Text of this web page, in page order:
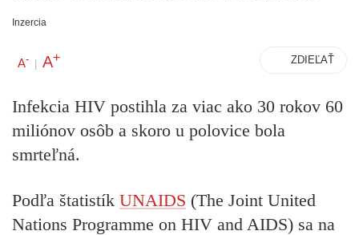
Inzercia
A- | A+ ZDIEĽAŤ
Infekcia HIV postihla za viac ako 30 rokov 60
miliónov osôb a skoro u polovice bola
smrteľná.
Podľa štatistík UNAIDS (The Joint United
Nations Programme on HIV and AIDS) sa na